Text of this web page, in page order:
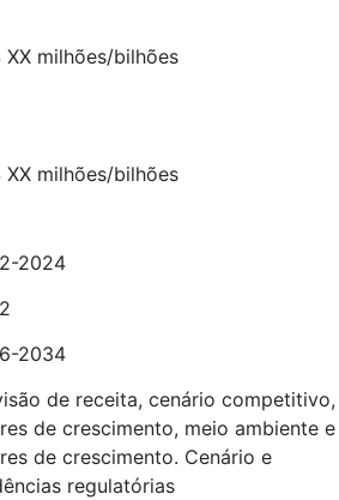
XX milhões/bilhões
XX milhões/bilhões
2024
2034
de receita, cenário competitivo,
de crescimento, meio ambiente e
de crescimento. Cenário e
regulatórias